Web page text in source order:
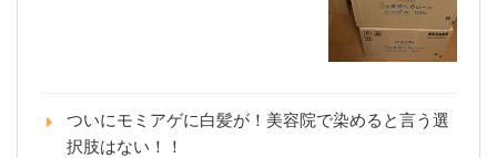
ついにモミアゲに白髪が！美容院で染めると言う選
択肢はない！！